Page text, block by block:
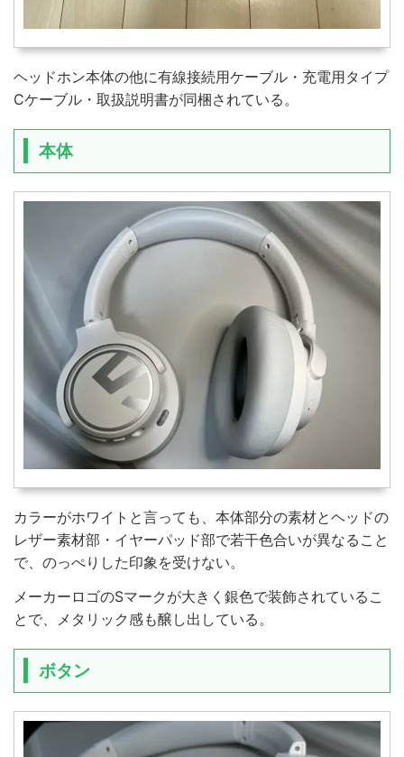
ヘッドホン本体の他に有線接続用ケーブル・充電用タイプ
Cケーブル・取扱説明書が同梱されている。
本体
カラーがホワイトと言っても、本体部分の素材とヘッドの
レザー素材部・イヤーパッド部で若干色合いが異なること
で、のっぺりした印象を受けない。
メーカーロゴのSマークが大きく銀色で装飾されているこ
とで、メタリック感も醸し出している。
ボタン